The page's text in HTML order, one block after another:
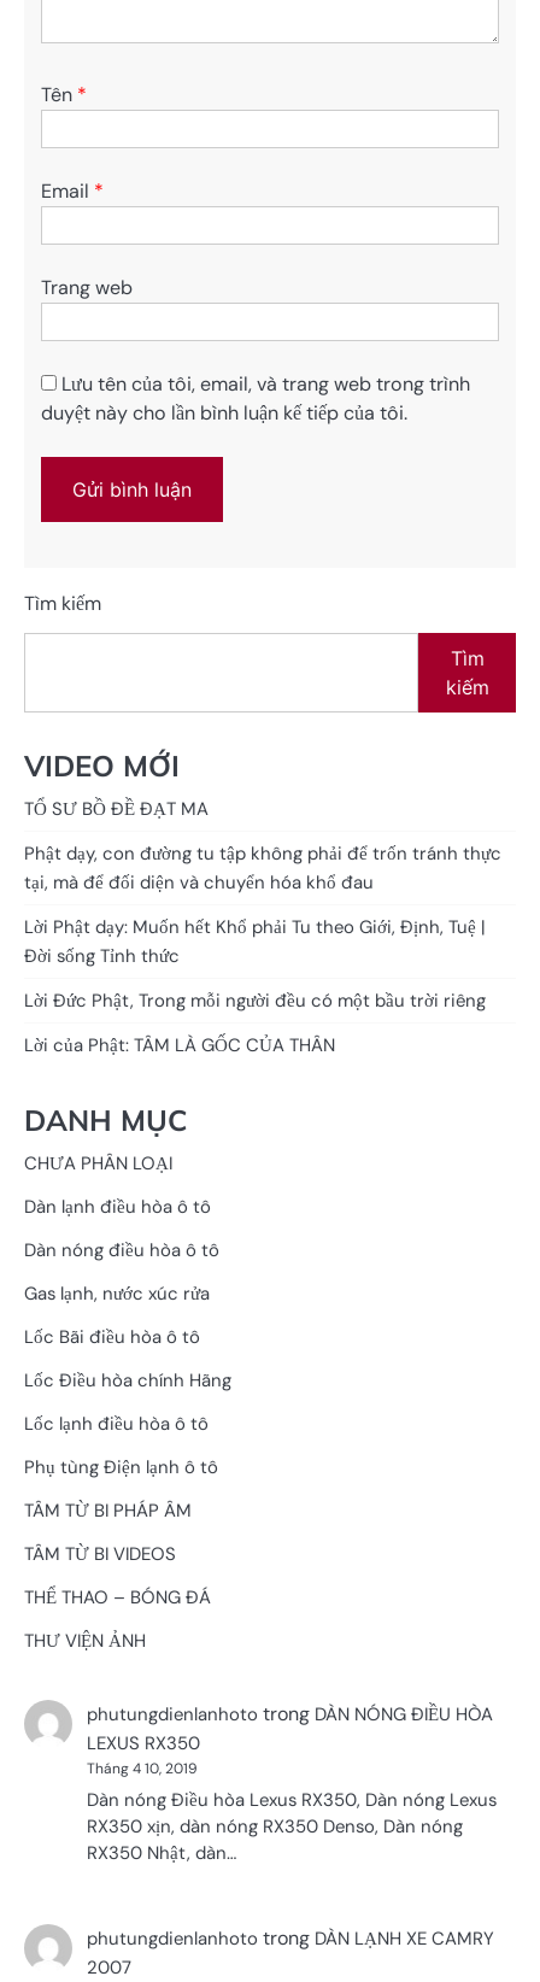
Tên *
Email *
Trang web
Lưu tên của tôi, email, và trang web trong trình
duyệt này cho lần bình luận kế tiếp của tôi.
Tìm kiếm
Tìm
kiếm
VIDEO MỚI
TỔ SƯ BỒ ĐỀ ĐẠT MA
Phật dạy, con đường tu tập không phải để trốn tránh thực
tại, mà để đối diện và chuyển hóa khổ đau
Lời Phật dạy: Muốn hết Khổ phải Tu theo Giới, Định, Tuệ |
Đời sống Tỉnh thức
Lời Đức Phật, Trong mỗi người đều có một bầu trời riêng
Lời của Phật: TÂM LÀ GỐC CỦA THÂN
DANH MỤC
CHƯA PHÂN LOẠI
Dàn lạnh điều hòa ô tô
Dàn nóng điều hòa ô tô
Gas lạnh, nước xúc rửa
Lốc Bãi điều hòa ô tô
Lốc Điều hòa chính Hãng
Lốc lạnh điều hòa ô tô
Phụ tùng Điện lạnh ô tô
TÂM TỪ BI PHÁP ÂM
TÂM TỪ BI VIDEOS
THỂ THAO – BÓNG ĐÁ
THƯ VIỆN ẢNH
phutungdienlanhoto trong DÀN NÓNG ĐIỀU HÒA
LEXUS RX350
Tháng 4 10, 2019
Dàn nóng Điều hòa Lexus RX350, Dàn nóng Lexus
RX350 xịn, dàn nóng RX350 Denso, Dàn nóng
RX350 Nhật, dàn…
phutungdienlanhoto trong DÀN LẠNH XE CAMRY
2007